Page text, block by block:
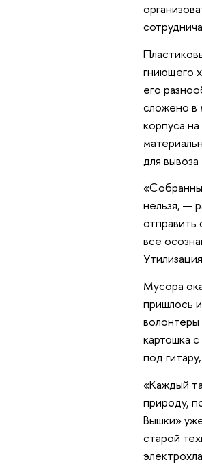
гниющего
его
сложено в
корпуса
для
нельзя, —
все
Мусора
пришлось
волонтеры
картошка
под
«Каждый
природу,
Вышки»
старой